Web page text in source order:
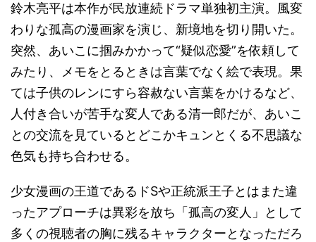
鈴木亮平は本作が民放連続ドラマ単独初主演。風変
わりな孤高の漫画家を演じ、新境地を切り開いた。
突然、あいこに掴みかかって“疑似恋愛”を依頼して
みたり、メモをとるときは言葉でなく絵で表現。果
ては子供のレンにすら容赦ない言葉をかけるなど、
人付き合いが苦手な変人である清一郎だが、あいこ
との交流を見ているとどこかキュンとくる不思議な
色気も持ち合わせる。
少女漫画の王道であるドSや正統派王子とはまた違
ったアプローチは異彩を放ち「孤高の変人」として
多くの視聴者の胸に残るキャラクターとなっただろ